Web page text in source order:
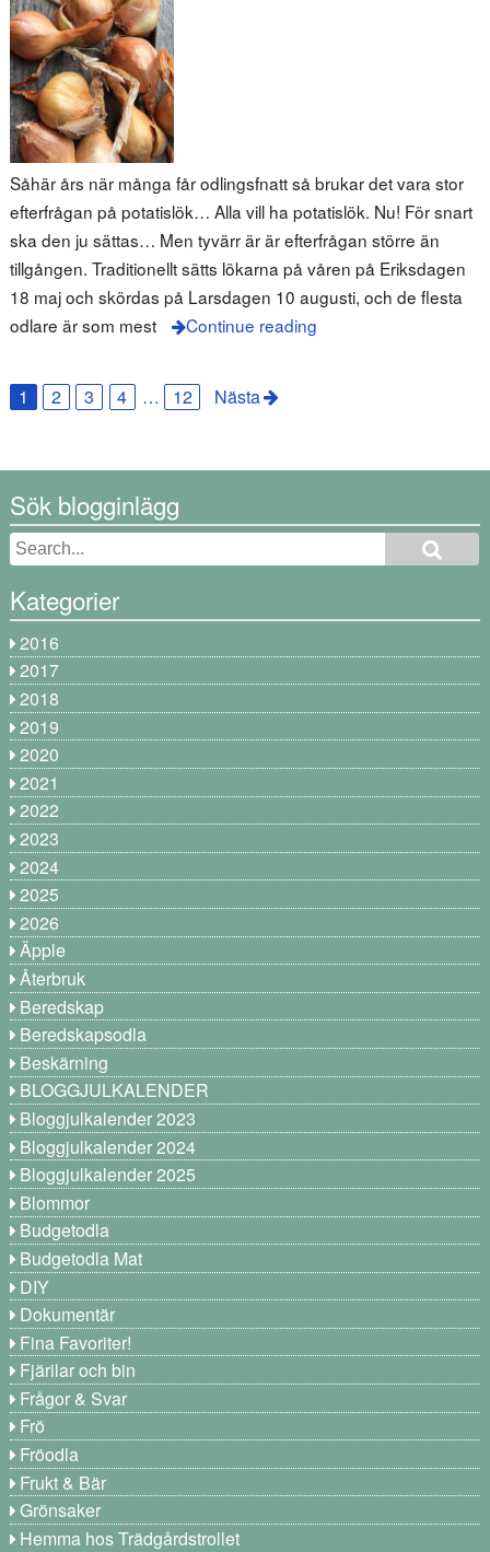
Såhär års när många får odlingsfnatt så brukar det vara stor
efterfrågan på potatislök… Alla vill ha potatislök. Nu! För snart
ska den ju sättas… Men tyvärr är är efterfrågan större än
tillgången. Traditionellt sätts lökarna på våren på Eriksdagen
18 maj och skördas på Larsdagen 10 augusti, och de flesta
odlare är som mest
Continue reading
1 2 3 4 … 12 Nästa
Sök blogginlägg
Kategorier
2016
2017
2018
2019
2020
2021
2022
2023
2024
2025
2026
Äpple
Återbruk
Beredskap
Beredskapsodla
Beskärning
BLOGGJULKALENDER
Bloggjulkalender 2023
Bloggjulkalender 2024
Bloggjulkalender 2025
Blommor
Budgetodla
Budgetodla Mat
DIY
Dokumentär
Fina Favoriter!
Fjärilar och bin
Frågor & Svar
Frö
Fröodla
Frukt & Bär
Grönsaker
Hemma hos Trädgårdstrollet